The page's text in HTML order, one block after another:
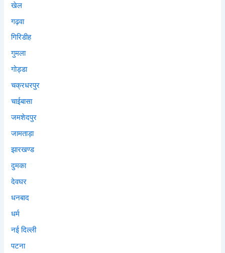
खेल
गढ़वा
गिरिडीह
गुमला
गोड्डा
चक्रधरपुर
चाईबासा
जमशेदपुर
जामताड़ा
झारखण्ड
दुमका
देवघर
धनबाद
धर्म
नई दिल्ली
पटना